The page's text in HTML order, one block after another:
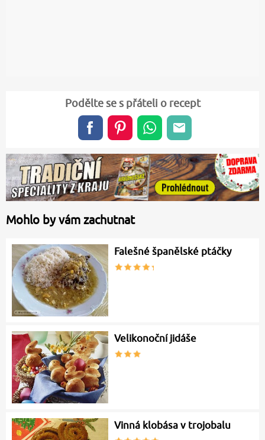
Podělte se s přáteli o recept
Mohlo by vám zachutnat
Falešné španělské ptáčky
Velikonoční jidáše
Vinná klobása v trojobalu